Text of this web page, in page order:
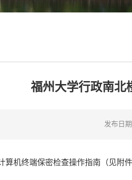
福州大学行政南北
发布日
算机终端保密检查操作指南（见附件